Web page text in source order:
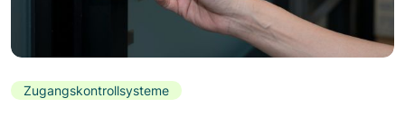
Zugangskontrollsysteme